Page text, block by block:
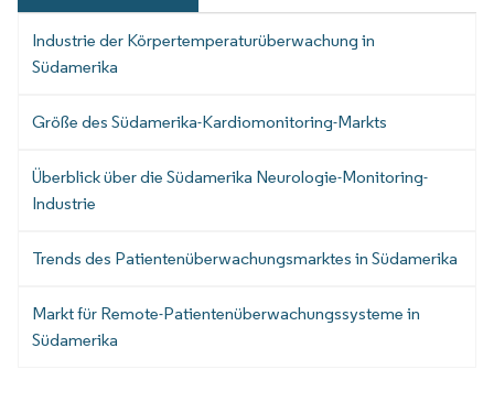
Industrie der Körpertemperaturüberwachung in
Südamerika
Größe des Südamerika-Kardiomonitoring-Markts
Überblick über die Südamerika Neurologie-Monitoring-
Industrie
Trends des Patientenüberwachungsmarktes in Südamerika
Markt für Remote-Patientenüberwachungssysteme in
Südamerika